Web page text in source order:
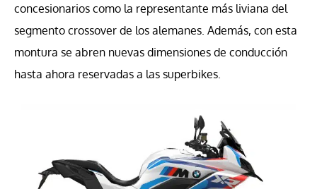
concesionarios como la representante más liviana del
segmento crossover de los alemanes. Además, con esta
montura se abren nuevas dimensiones de conducción
hasta ahora reservadas a las superbikes.